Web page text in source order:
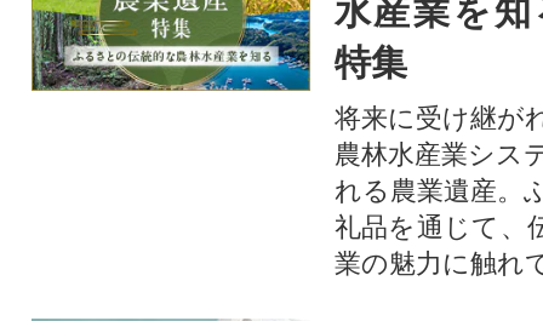
水産業を
特集
将来に受け継が
農林水産業シス
れる農業遺産。
礼品を通じて、
業の魅力に触れ